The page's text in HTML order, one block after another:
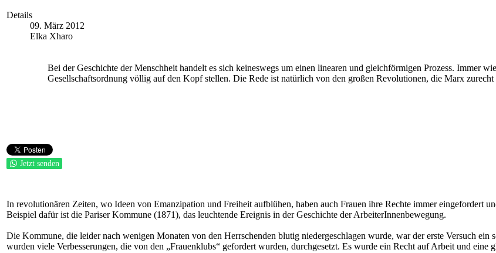
Details
09. März 2012
Elka Xharo
Bei der Geschichte der Menschheit handelt es sich keineswegs um einen linearen und gleichförmigen Prozess. Immer
Gesellschaftsordnung völlig auf den Kopf stellen. Die Rede ist natürlich von den großen Revolutionen, die Marx
Jetzt senden
In revolutionären Zeiten, wo Ideen von Emanzipation und Freiheit aufblühen, haben auch Frauen ihre Rechte immer eingefordert
Beispiel dafür ist die Pariser Kommune (1871), das leuchtende Ereignis in der Geschichte der ArbeiterInnenbewegung.
Die Kommune, die leider nach wenigen Monaten von den Herrschenden blutig niedergeschlagen wurde, war der erste Versuch ein
wurden viele Verbesserungen, die von den „Frauenklubs“ gefordert wurden, durchgesetzt. Es wurde ein Recht auf Arbeit und